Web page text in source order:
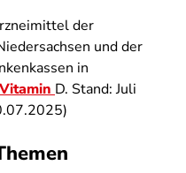
der
und der
in
D. Stand: Juli